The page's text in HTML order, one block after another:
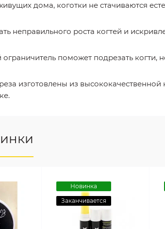
дома, коготки не стачиваются
неправильного роста когтей и
поможет подрезать когти,
изготовлены из
Новинка
Заканчивается